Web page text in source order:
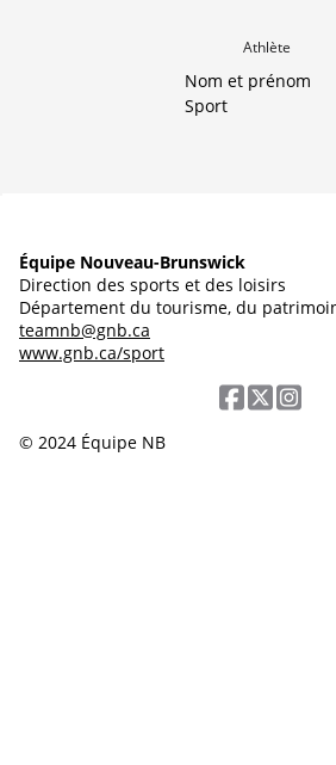
Athlète
Nom et prénom
Sport
Équipe Nouveau-Brunswick
Direction des sports et des loisirs
Département du tourisme, du
teamnb@gnb.ca
www.gnb.ca/sport
© 2024 Équipe NB